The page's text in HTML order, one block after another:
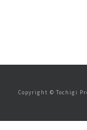
Copyright © Tochigi